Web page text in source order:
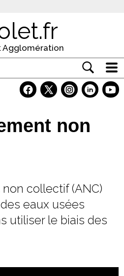
Agglomération
non
collectif (ANC)
eaux usées
utiliser le biais des